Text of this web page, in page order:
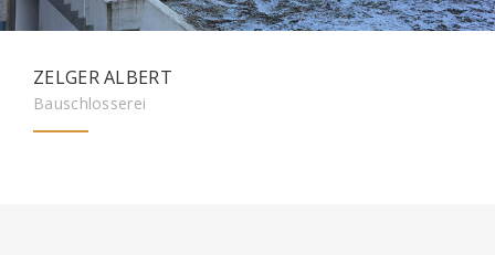
ZELGER ALBERT
Bauschlosserei